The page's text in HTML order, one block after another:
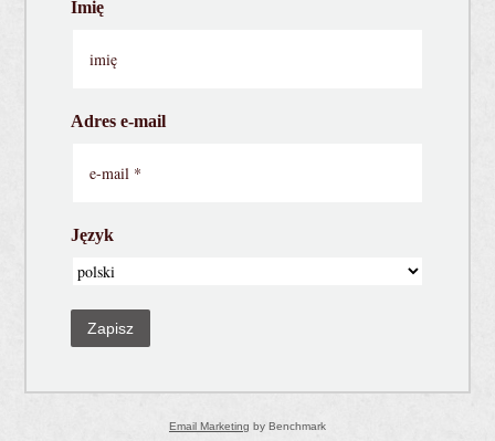
Imię
Adres e-mail
Język
Zapisz
Email Marketing by Benchmark